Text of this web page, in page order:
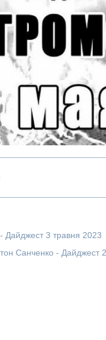
Дайджест 3 травня 2023
Санченко - Дайджест